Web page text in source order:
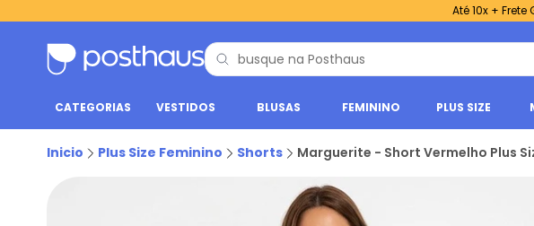
Até 10x +
CATEGORIAS VESTIDOS BLUSAS FEMININO PLUS SIZE
Inicio Plus Size Feminino Shorts Marguerite - Short Vermelho Plus